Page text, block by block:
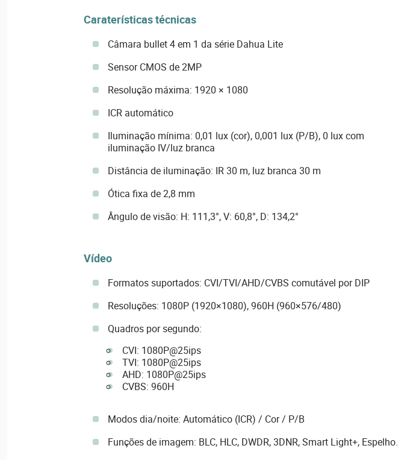
Caraterísticas técnicas
Câmara bullet 4 em 1 da série Dahua Lite
Sensor CMOS de 2MP
Resolução máxima: 1920 × 1080
ICR automático
Iluminação mínima: 0,01 lux (cor), 0,001 lux (P/B), 0 lux com
iluminação IV/luz branca
Distância de iluminação: IR 30 m, luz branca 30 m
Ótica fixa de 2,8 mm
Ângulo de visão: H: 111,3°, V: 60,8°, D: 134,2°
Vídeo
Formatos suportados: CVI/TVI/AHD/CVBS comutável por DIP
Resoluções: 1080P (1920×1080), 960H (960×576/480)
Quadros por segundo:
CVI: 1080P@25ips
TVI: 1080P@25ips
AHD: 1080P@25ips
CVBS: 960H
Modos dia/noite: Automático (ICR) / Cor / P/B
Funções de imagem: BLC, HLC, DWDR, 3DNR, Smart Light+, Espelho.